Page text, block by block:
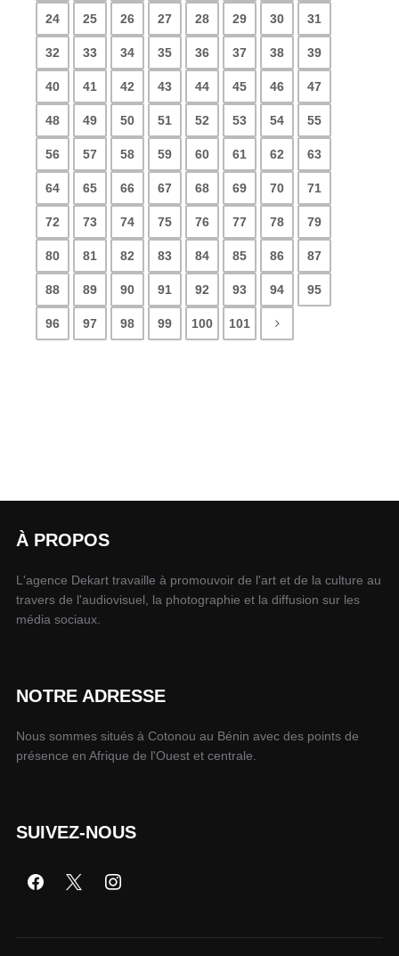
24 25 26 27 28 29 30 31
32 33 34 35 36 37 38 39
40 41 42 43 44 45 46 47
48 49 50 51 52 53 54 55
56 57 58 59 60 61 62 63
64 65 66 67 68 69 70 71
72 73 74 75 76 77 78 79
80 81 82 83 84 85 86 87
88 89 90 91 92 93 94 95
96 97 98 99 100 101
À PROPOS
L'agence Dekart travaille à promouvoir de l'art et de la culture au
travers de l'audiovisuel, la photographie et la diffusion sur les
média sociaux.
NOTRE ADRESSE
Nous sommes situés à Cotonou au Bénin avec des points de
présence en Afrique de l'Ouest et centrale.
SUIVEZ-NOUS